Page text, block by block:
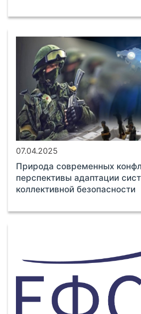
07.04.2025
Природа современных
перспективы адаптации
коллективной безопасности